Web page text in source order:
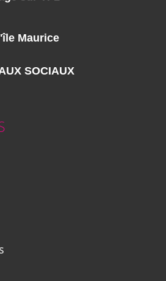
Maurice
SOCIAUX